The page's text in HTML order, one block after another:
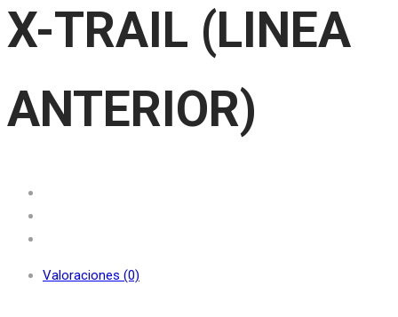
X-TRAIL (LINEA
ANTERIOR)
Valoraciones (0)